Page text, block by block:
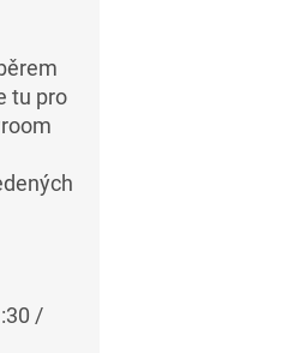
tu pro
/